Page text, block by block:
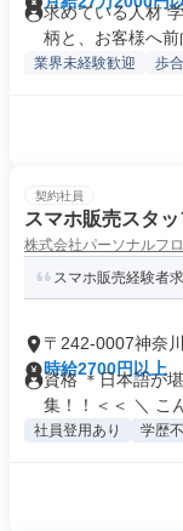
求めている人材
柄と、お客様へ前
業界未経験歓迎 歩
契約社員
スマホ販売スタッ
株式会社パーソナルフ
スマホ販売経験者
〒242-0007神奈
時給2700円以上
資格 ＊日本語が
集！！＜＜ ＼ こ
社員登用あり 学歴